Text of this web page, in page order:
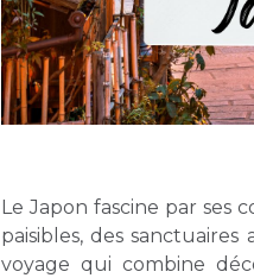
Le Japon fascine par ses
paisibles, des
voyage qui combine